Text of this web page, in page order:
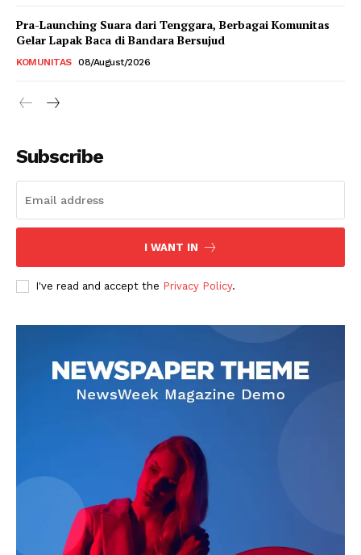
Pra-Launching Suara dari Tenggara, Berbagai Komunitas
Gelar Lapak Baca di Bandara Bersujud
KOMUNITAS 08/August/2026
Subscribe
I WANT IN
I've read and accept the Privacy Policy.